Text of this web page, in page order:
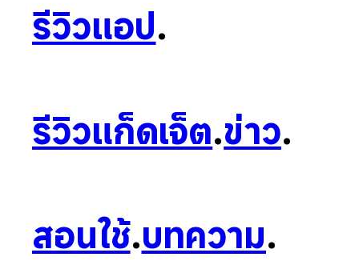
รีวิวแอป.
รีวิวแก็ดเจ็ต.ข่าว.
สอนใช้.บทความ.